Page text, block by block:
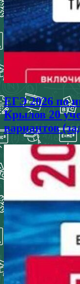
ЕГЭ 2026 по
Крылов 20
вариантов